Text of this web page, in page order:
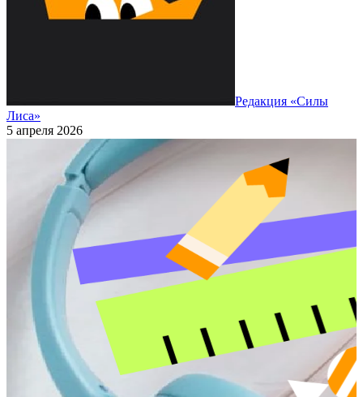
Редакция «Силы
Лиса»
5 апреля 2026